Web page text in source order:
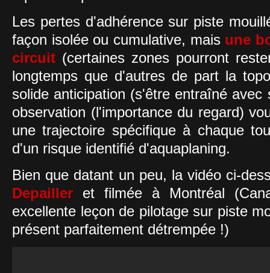
Les pertes d'adhérence sur piste
façon isolée ou cumulative, mais une
circuit (certaines zones pourront
longtemps que d'autres de part la
solide anticipation (s'être entraîné
observation (l'importance du regard)
une trajectoire spécifique à chaque
d'un risque identifié d'aquaplaning.
Bien que datant un peu, la vidéo ci-
Depailler et filmée à Montréal
excellente leçon de pilotage sur piste
présent parfaitement détrempée !)